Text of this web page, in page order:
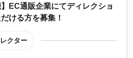
】EC通販企業にてディレクショ
ける方を募集！
クター